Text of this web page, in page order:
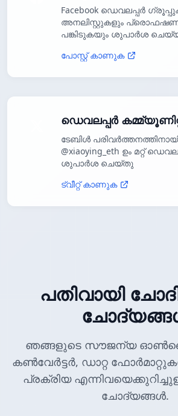
Facebook ഡെവലപ്പർ
അനലിസ്റ്റുകളും
പങ്കിടുകയും ശുപാർശ
പോസ്റ്റ് കാണുക
ഡെവലപ്പർ
ടേബിൾ
@xiaoying_eth ഉം മറ്റ്
ശുപാർശ ചെയ്തു
ട്വീറ്റ് കാണുക
പതിവായി
ഞങ്ങളുടെ സൗജന്യ
കൺവേർട്ടർ, ഡാറ്റ
പ്രക്രിയ
ചോദ്യങ്ങൾ.